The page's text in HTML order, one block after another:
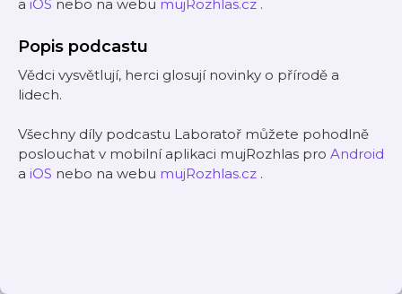
a iOS nebo na webu mujRozhlas.cz .
Popis podcastu
Vědci vysvětlují, herci glosují novinky o přírodě a
lidech.
Všechny díly podcastu Laboratoř můžete pohodlně
poslouchat v mobilní aplikaci mujRozhlas pro Android
a iOS nebo na webu mujRozhlas.cz .